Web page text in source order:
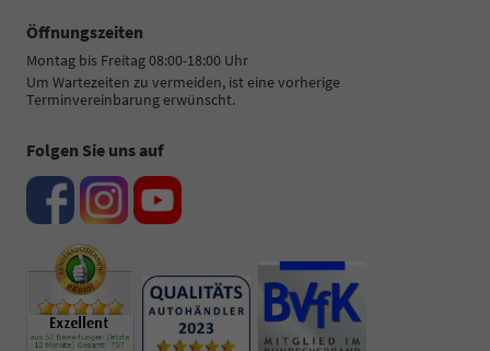
Öffnungszeiten
Montag bis Freitag 08:00-18:00 Uhr
Um Wartezeiten zu vermeiden, ist eine vorherige
Terminvereinbarung erwünscht.
Folgen Sie uns auf